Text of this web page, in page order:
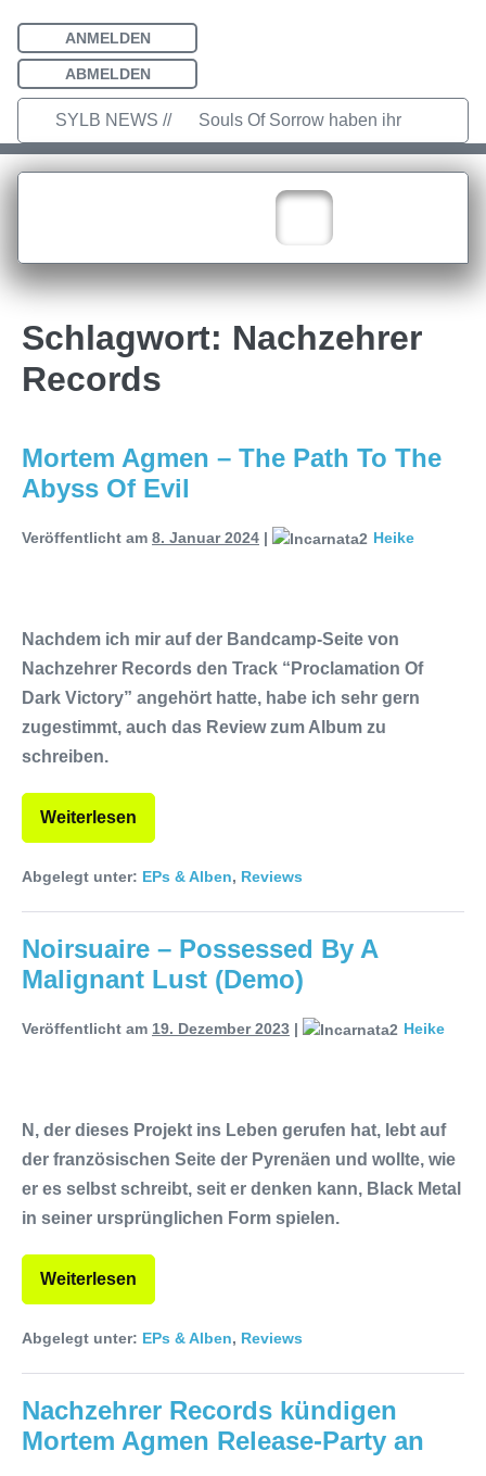
SYLB NEWS // Souls Of Sorrow haben ihr
Debütalbum „King In The Past“
veröffentlicht Chris Maragoth hat
seine EP „Depths Of Despair“
veröffentlicht TerrortwinZ EP-
Releaseshow am 22.11.2025 im
22.11.2025 im Parkhaus Meiderich,
Vendul und Altruist am 24.10.2025
Bochum
ANMELDEN
ABMELDEN
Schlagwort: Nachzehrer
Records
Mortem Agmen – The Path To The
Abyss Of Evil
Veröffentlicht am 8. Januar 2024 | Heike
Nachdem ich mir auf der Bandcamp-Seite von
Nachzehrer Records den Track “Proclamation Of
Dark Victory” angehört hatte, habe ich sehr gern
zugestimmt, auch das Review zum Album zu
schreiben.
Weiterlesen
Abgelegt unter: EPs & Alben, Reviews
Noirsuaire – Possessed By A
Malignant Lust (Demo)
Veröffentlicht am 19. Dezember 2023 | Heike
N, der dieses Projekt ins Leben gerufen hat, lebt auf
der französischen Seite der Pyrenäen und wollte, wie
er es selbst schreibt, seit er denken kann, Black Metal
in seiner ursprünglichen Form spielen.
Weiterlesen
Abgelegt unter: EPs & Alben, Reviews
Nachzehrer Records kündigen
Mortem Agmen Release-Party an